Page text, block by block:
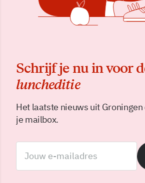
Schrijf je nu in voor
luncheditie
Het laatste nieuws uit
je mailbox.